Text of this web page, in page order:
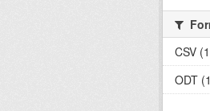
CSV
ODT